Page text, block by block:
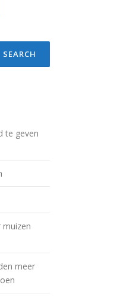
te geven
muizen
meer